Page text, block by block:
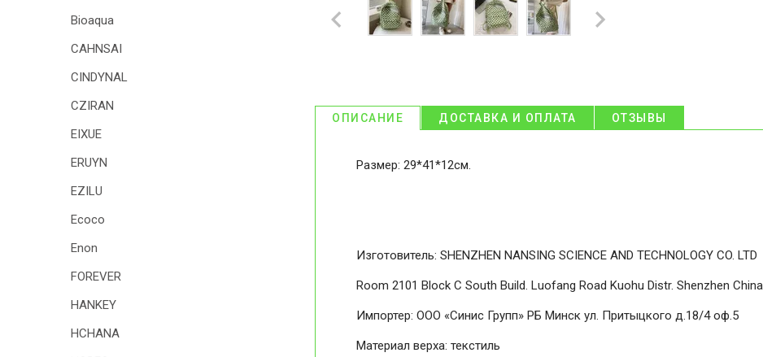
ВОЗВРАТ И
КОНТАКТЫ
ОПИСАНИЕ ДОСТАВКА И ОПЛАТА ОТЗЫВЫ
Размер: 29*41*12см.
Изготовитель: SHENZHEN NANSING SCIENCE AND TECHNOLOGY CO. LTD
Room 2101 Block C South Build. Luofang Road Kuohu Distr. Shenzhen China
Импортер: ООО «Синис Групп» РБ Минск ул. Притыцкого д.18/4 оф.5
Материал верха: текстиль
Bioaqua
CAHNSAI
CINDYNAL
CZIRAN
EIXUE
ERUYN
EZILU
Ecoco
Enon
FOREVER
HANKEY
HCHANA